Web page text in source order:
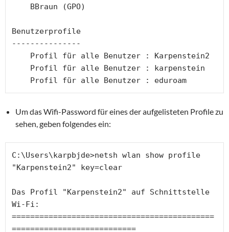
    BBraun (GPO)
Benutzerprofile
---------------
    Profil für alle Benutzer : Karpenstein2
    Profil für alle Benutzer : karpenstein
    Profil für alle Benutzer : eduroam
Um das Wifi-Password für eines der aufgelisteten Profile zu
sehen, geben folgendes ein:
C:\Users\karpbjde>netsh wlan show profile
"Karpenstein2" key=clear
Das Profil "Karpenstein2" auf Schnittstelle
Wi-Fi:
============================================
===========================